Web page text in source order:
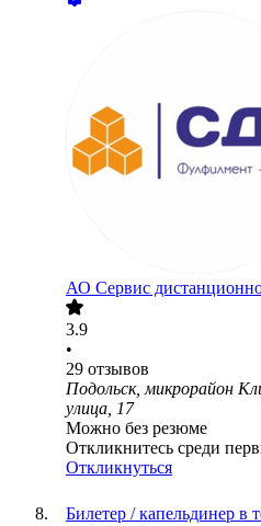
АО Сервис
3.9
•
29 отзывов
Подольск, микрорайон
улица, 17
Можно без резюме
Откликнитесь среди
Откликнуться
Билетер / капельдинер в